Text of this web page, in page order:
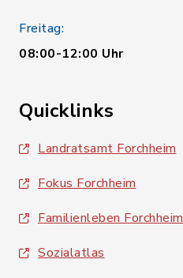
Freitag:
08:00-12:00 Uhr
Quicklinks
Landratsamt Forchheim
Fokus Forchheim
Familienleben Forchheim
Sozialatlas